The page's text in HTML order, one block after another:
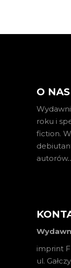
O NAS
roku i
fiction.
autorów
imprint
ul.